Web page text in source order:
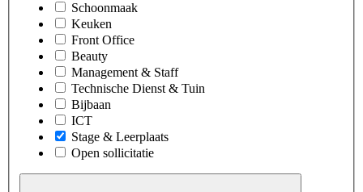
Schoonmaak
Keuken
Front Office
Beauty
Management & Staff
Technische Dienst & Tuin
Bijbaan
ICT
Stage & Leerplaats
Open sollicitatie